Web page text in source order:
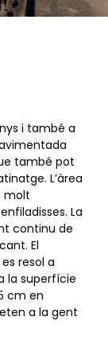
i també a
també pot
L’àrea
molt
La
continu de
El
resol a
la superfície
cm en
a la gent